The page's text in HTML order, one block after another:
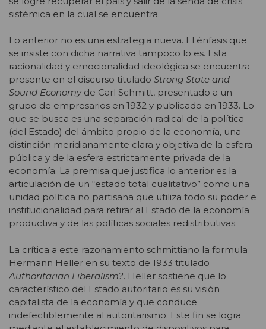
sistémica en la cual se encuentra.
Lo anterior no es una estrategia nueva. El énfasis que
se insiste con dicha narrativa tampoco lo es. Esta
racionalidad y emocionalidad ideológica se encuentra
presente en el discurso titulado Strong State and
Sound Economyde Carl Schmitt, presentado a un
grupo de empresarios en 1932 y publicado en 1933. Lo
que se busca es una separación radical de la política
(del Estado) del ámbito propio de la economía, una
distinción meridianamente clara y objetiva de la esfera
pública y de la esfera estrictamente privada de la
economía. La premisa que justifica lo anterior es la
articulación de un “estado total cualitativo” como una
unidad política no partisana que utiliza todo su poder e
institucionalidad para retirar al Estado de la economía
productiva y de las políticas sociales redistributivas.
La crítica a este razonamiento schmittiano la formula
Hermann Heller en su texto de 1933 titulado
Authoritarian Liberalism?. Heller sostiene que lo
característico del Estado autoritario es su visión
capitalista de la economía y que conduce
indefectiblemente al autoritarismo. Este fin se logra